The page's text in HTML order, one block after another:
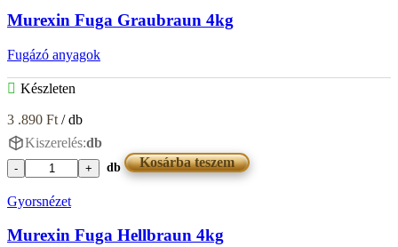
mennyiség
Murexin Fuga Graubraun 4kg
Fugázó anyagok
Készleten
3 .890 Ft / db
Kiszerelés:db
Murexin
Graubraun
mennyiség
db Kosárba teszem
Gyorsnézet
Murexin Fuga Hellbraun 4kg